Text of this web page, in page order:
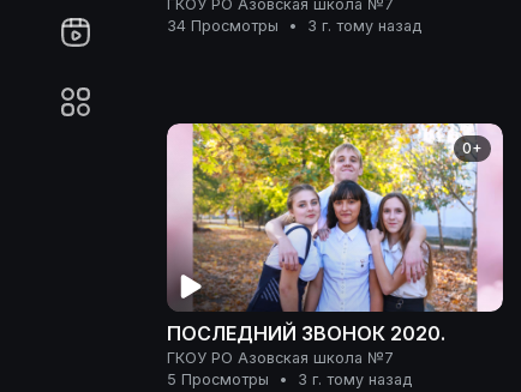
ГКОУ РО Азовская школа №7
34 Просмотры
• 3 г. тому назад
0+
ПОСЛЕДНИЙ ЗВОНОК 2020.
ГКОУ РО Азовская школа №7
5 Просмотры
• 3 г. тому назад